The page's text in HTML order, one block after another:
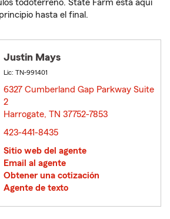
todoterreno. State Farm está aquí
hasta el final.
Justin Mays
Lic: TN-991401
6327 Cumberland Gap Parkway Suite
2
Harrogate, TN 37752-7853
423-441-8435
Sitio web del agente
Email al agente
Obtener una cotización
Agente de texto